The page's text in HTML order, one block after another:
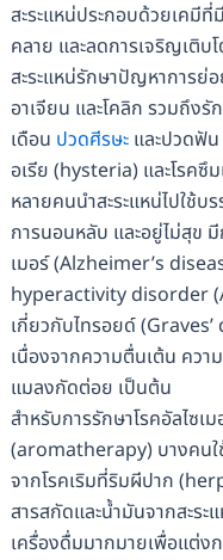
สะระแหน่ประกอบด้วยเคมี
คลาย และลดการเจริญเติบ
สะระแหน่รักษาปัญหาการย่
อาเจียน และโคลิก รวมถึงรั
เดือน ปวดศีรษะและปวดฟัน
อเรีย (hysteria) และโรค
หลายคนนำสะระแหน่ไปใช้บ
การนอนหลับ และอยู่ไม่สุข
เมอร์ (Alzheimer’s
hyperactivity disorder
เกี่ยวกับไทรอยด์
เนื่องจากความตื่นเต้น ควา
แมลงกัดต่อย เป็นต้น
สำหรับการรักษาโรคอัลไซเ
(aromatherapy) บางคนใ
จากโรคเริมที่ริมผีปาก
สารสกัดและน้ำมันจากสะระ
เครื่องดื่มมากมายเพื่อแต่ง